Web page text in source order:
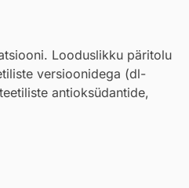
Looduslikku päritolu
versioonidega (dl-
antioksüdantide,